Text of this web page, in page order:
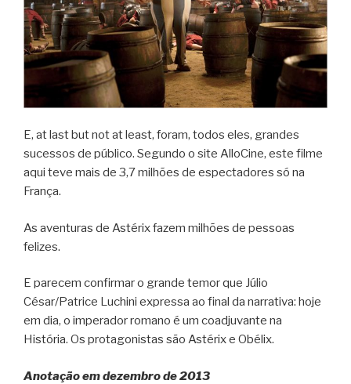
E, at last but not at least, foram, todos eles, grandes
sucessos de público. Segundo o site AlloCine, este filme
aqui teve mais de 3,7 milhões de espectadores só na
França.
As aventuras de Astérix fazem milhões de pessoas
felizes.
E parecem confirmar o grande temor que Júlio
César/Patrice Luchini expressa ao final da narrativa: hoje
em dia, o imperador romano é um coadjuvante na
História. Os protagonistas são Astérix e Obélix.
Anotação em dezembro de 2013